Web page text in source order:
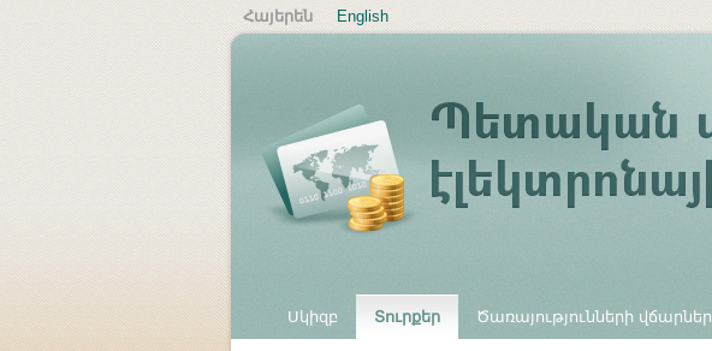
Հայերեն English
Սկիզբ Տուրքեր Ծառայությունների վճարներ